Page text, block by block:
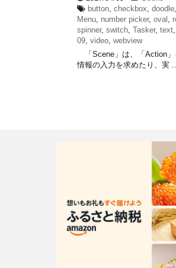
button checkbox doodle
Menu number picker, oval
spinner, switch Tasker, text
09 video webview
「Scene」は、「Action」
情報の入力を求めたり、実 ...